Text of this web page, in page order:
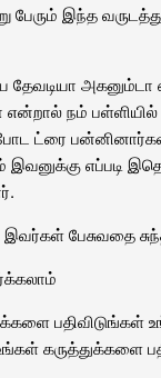
பேரும் இந்த
தேவடியா
நம்
ட்ரை
எப்படி
பேசுவதை
பதிவிடுங்கள்
கருத்துக்களை